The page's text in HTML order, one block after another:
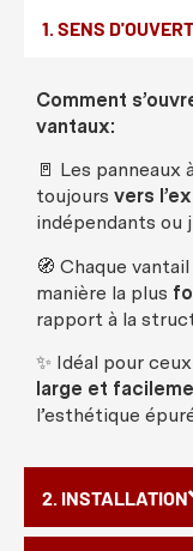
1. SENS
2. INSTALLATION
Comment s’
vantaux:
🚪 Les panneaux
toujours vers l’
indépendants ou
🧭 Chaque vantail
manière la plus
rapport à la
✨ Idéal pour ceux
large et
l’esthétique